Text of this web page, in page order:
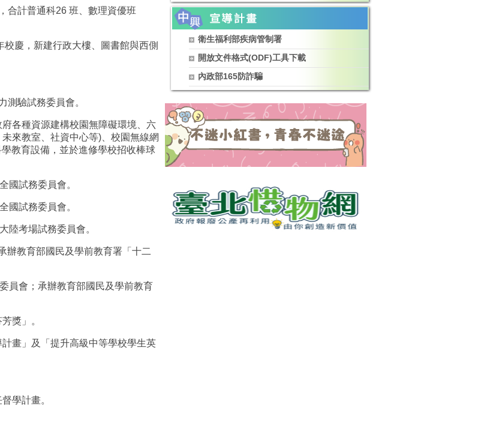
合計普通科26 班、數理資優班
校慶，新建行政大樓、圖書館與西側
測驗試務委員會。
各種資源建構校園無障礙環境、六
未來教室、社資中心等) 、校園無線網
教育設備，並於進修學校招收棒球
國試務委員會。
國試務委員會。
陸考場試務委員會。
辦教育部國民及學前教育署「十二
員會；承辦教育部國民及學前教育
獎」。
畫」及「提升高級中等學校學生英
學計畫。
衛生福利部疾病管制署
開放文件格式(ODF)工具下載
內政部165防詐騙